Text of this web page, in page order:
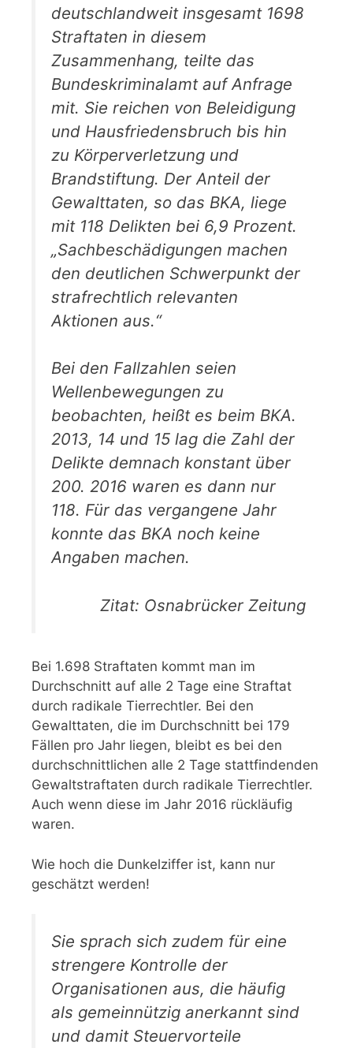
deutschlandweit insgesamt 1698
Straftaten in diesem
Zusammenhang, teilte das
Bundeskriminalamt auf Anfrage
mit. Sie reichen von Beleidigung
und Hausfriedensbruch bis hin
zu Körperverletzung und
Brandstiftung. Der Anteil der
Gewalttaten, so das BKA, liege
mit 118 Delikten bei 6,9 Prozent.
„Sachbeschädigungen machen
den deutlichen Schwerpunkt der
strafrechtlich relevanten
Aktionen aus.“
Bei den Fallzahlen seien
Wellenbewegungen zu
beobachten, heißt es beim BKA.
2013, 14 und 15 lag die Zahl der
Delikte demnach konstant über
200. 2016 waren es dann nur
118. Für das vergangene Jahr
konnte das BKA noch keine
Angaben machen.
Zitat: Osnabrücker Zeitung
Bei 1.698 Straftaten kommt man im
Durchschnitt auf alle 2 Tage eine Straftat
durch radikale Tierrechtler. Bei den
Gewalttaten, die im Durchschnitt bei 179
Fällen pro Jahr liegen, bleibt es bei den
durchschnittlichen alle 2 Tage stattfindenden
Gewaltstraftaten durch radikale Tierrechtler.
Auch wenn diese im Jahr 2016 rückläufig
waren.
Wie hoch die Dunkelziffer ist, kann nur
geschätzt werden!
Sie sprach sich zudem für eine
strengere Kontrolle der
Organisationen aus, die häufig
als gemeinnützig anerkannt sind
und damit Steuervorteile